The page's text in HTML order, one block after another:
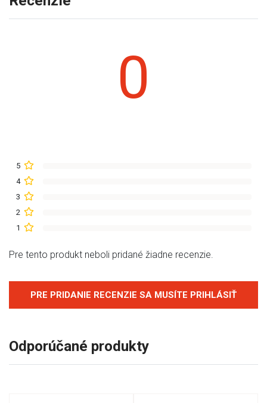
0
5
4
3
2
1
Pre tento produkt neboli pridané žiadne recenzie.
PRE PRIDANIE RECENZIE SA MUSÍTE PRIHLÁSIŤ
Odporúčané produkty